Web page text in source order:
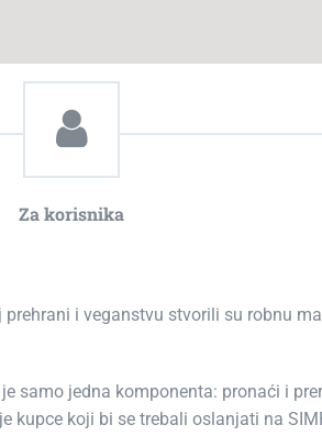
Za korisnika
i veganstvu stvorili su robnu
samo jedna komponenta: pronaći i
koji bi se trebali oslanjati na